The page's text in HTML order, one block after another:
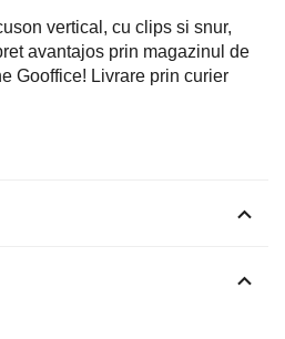
vertical, cu clips si snur,
avantajos prin magazinul de
Gooffice! Livrare prin curier